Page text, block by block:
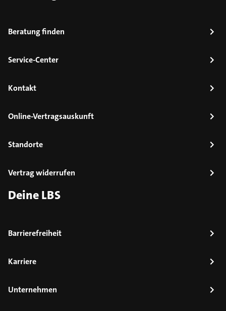
Beratung finden
Service-Center
Kontakt
Online-Vertragsauskunft
Standorte
Vertrag widerrufen
Deine LBS
Barrierefreiheit
Karriere
Unternehmen